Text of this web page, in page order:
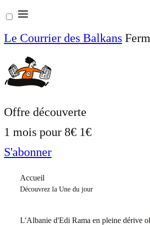
Aller
au
contenu
Le Courrier des Balkans
Offre découverte
1 mois pour 8€ 1€
S'abonner
Accueil
Découvrez la Une du jour
L'Albanie d'Edi Rama en pleine dérive